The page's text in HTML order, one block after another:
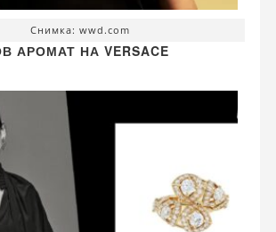
Снимка: wwd.com
АРОМАТ НА VERSACE